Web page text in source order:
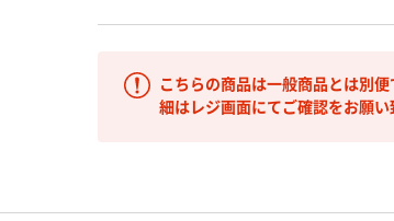
こちらの商品は一般商品とは別
細はレジ画面にてご確認をお願い